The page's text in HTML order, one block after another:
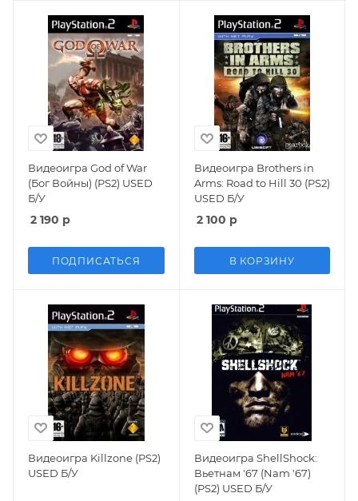
Видеоигра God of War
(Бог Войны) (PS2) USED
Б/У
2 190 р
ПОДПИСАТЬСЯ
Видеоигра Brothers in
Arms: Road to Hill 30 (PS2)
USED Б/У
2 100 р
В КОРЗИНУ
Видеоигра Killzone (PS2)
USED Б/У
Видеоигра ShellShock:
Вьетнам '67 (Nam '67)
(PS2) USED Б/У